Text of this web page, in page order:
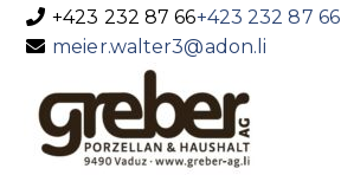
+423 232 87 66+423 232 87 66
meier.walter3@adon.li